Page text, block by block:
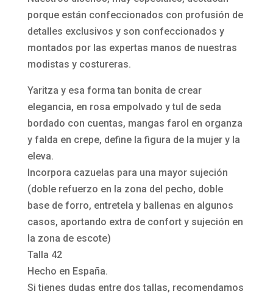
Yaritza
de
Silvia
Navarro
porque están confeccionados con profusión de
detalles exclusivos y son confeccionados y
montados por las expertas manos de nuestras
modistas y costureras.
Yaritza y esa forma tan bonita de crear
elegancia, en rosa empolvado y tul de seda
bordado con cuentas, mangas farol en organza
y falda en crepe, define la figura de la mujer y la
eleva.
Incorpora cazuelas para una mayor sujeción
(doble refuerzo en la zona del pecho, doble
base de forro, entretela y ballenas en algunos
casos, aportando extra de confort y sujeción en
la zona de escote)
Talla 42
Hecho en España.
Si tienes dudas entre dos tallas, recomendamos